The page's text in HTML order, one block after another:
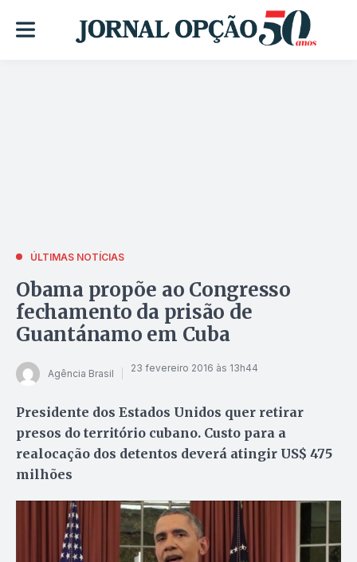
ÚLTIMAS NOTÍCIAS
Obama propõe ao Congresso
fechamento da prisão de
Guantánamo em Cuba
Agência Brasil 23 fevereiro 2016 às 13h44
Presidente dos Estados Unidos quer retirar
presos do território cubano. Custo para a
realocação dos detentos deverá atingir US$ 475
milhões